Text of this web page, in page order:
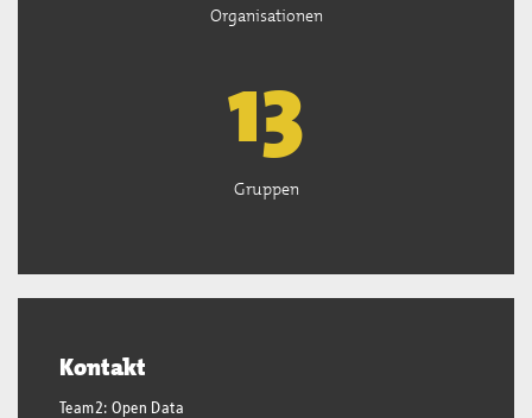
Organisationen
13
Gruppen
Kontakt
Team2: Open Data